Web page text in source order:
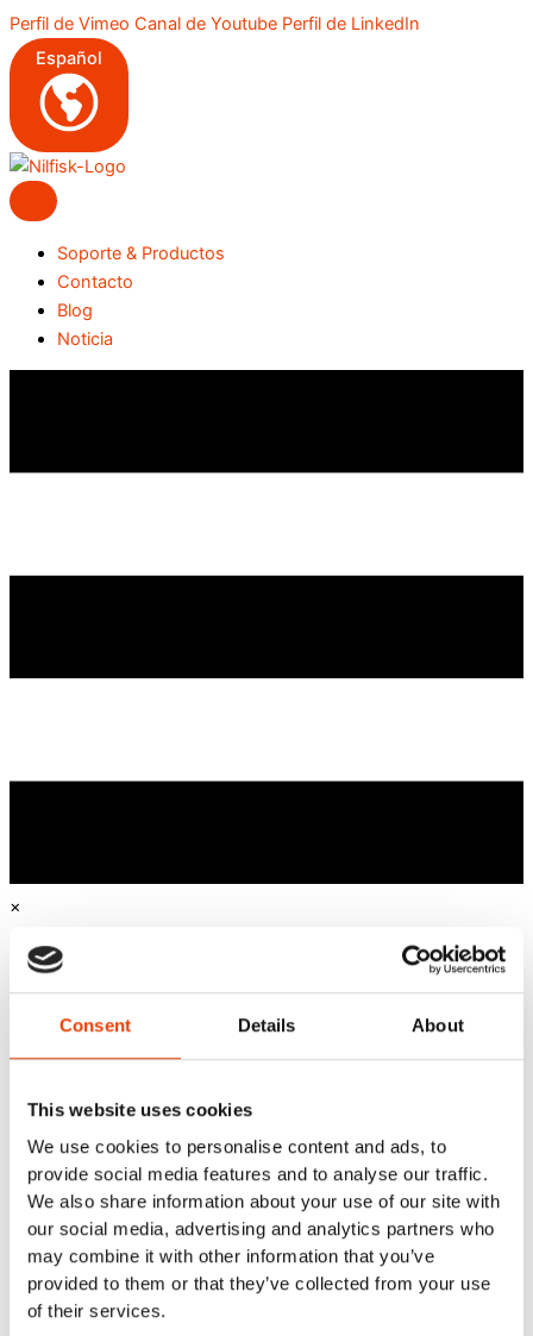
Consent Details About
This website uses cookies
We use cookies to personalise content and ads, to
provide social media features and to analyse our traffic.
We also share information about your use of our site with
our social media, advertising and analytics partners who
may combine it with other information that you’ve
provided to them or that they’ve collected from your use
of their services.
Ir
al
contenido
Perfil de Vimeo Canal de Youtube Perfil de LinkedIn
Español
Soporte & Productos
Contacto
Blog
Noticia
×
Hogar
Industrias a las que servimos
Industria de bebidas e industria cervecera
Industria pesquera y marisquera
Cocinas industriales y minoristas de alimentación
Industria cárnica
Ave de corral
Limpieza inteligente en la industria láctea
Soluciones de limpieza
Limpieza automática
Limpieza móvil